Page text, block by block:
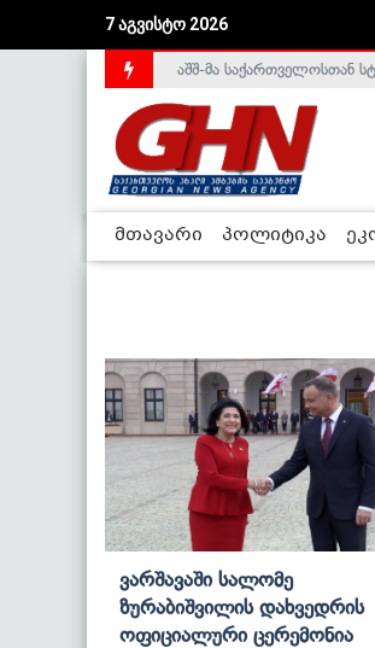
7 აგვისტო 2026
აშშ-მა საქართველოსთან
მთავარი პოლიტიკა
Ვარშავაში Სალომე
Ზურაბიშვილის Დახვედრის
Ოფიციალური Ცერემონია